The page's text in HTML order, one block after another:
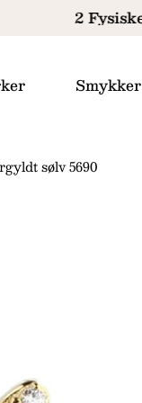
2
Smykker
sølv 5690